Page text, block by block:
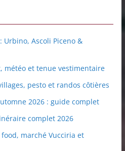
Ascoli Piceno &
météo et tenue vestimentaire
pesto et randos côtières
2026 : guide complet
complet 2026
marché Vucciria et